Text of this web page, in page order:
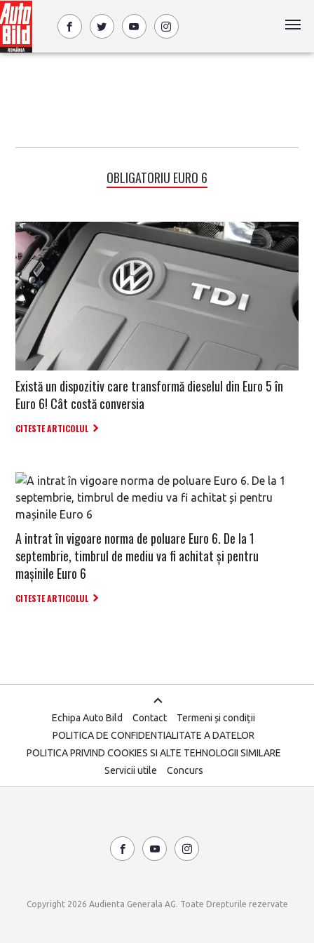
OBLIGATORIU EURO 6
Există un dispozitiv care transformă dieselul din Euro 5 în
Euro 6! Cât costă conversia
CITESTE ARTICOLUL
A intrat în vigoare norma de poluare Euro 6. De la 1
septembrie, timbrul de mediu va fi achitat și pentru
mașinile Euro 6
CITESTE ARTICOLUL
Echipa Auto Bild Contact
Termeni și condiții
POLITICA DE CONFIDENTIALITATE A DATELOR
POLITICA PRIVIND COOKIES SI ALTE TEHNOLOGII SIMILARE
Servicii utile
Concurs
Copyright 2026 Audienta Generala AG. Toate Drepturile rezervate